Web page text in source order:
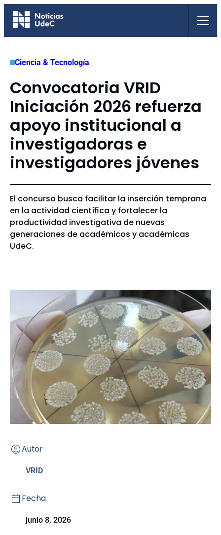
Saltar
Ciencia & Tecnología
Convocatoria VRID
Iniciación 2026 refuerza
apoyo institucional a
investigadoras e
investigadores jóvenes
El concurso busca facilitar la inserción temprana
en la actividad científica y fortalecer la
productividad investigativa de nuevas
generaciones de académicos y académicas
UdeC.
Autor
VRID
Fecha
junio 8, 2026